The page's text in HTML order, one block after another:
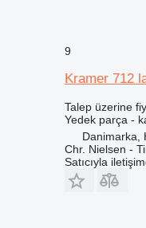
9
Kramer 712
Talep üzerine
Yedek parça -
Danimarka,
Chr. Nielsen -
Satıcıyla